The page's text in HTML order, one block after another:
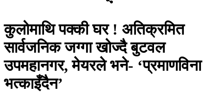
कुलोमाथि पक्की घर ! अतिक्रमित
सार्वजनिक जग्गा खोज्दै बुटवल
उपमहानगर, मेयरले भने- ‘प्रमाणविना
भत्काइँदैन’ ​​​​​​​